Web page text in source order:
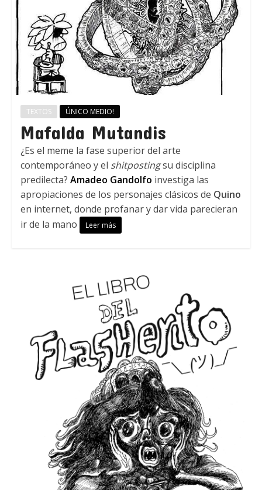
TEXTOS ÚNICO MEDIO!
Mafalda Mutandis
¿Es el meme la fase superior del arte
contemporáneo y el shitpostingsu disciplina
predilecta? Amadeo Gandolfo investiga las
apropiaciones de los personajes clásicos de Quino
en internet, donde profanar y dar vida parecieran
ir de la mano
Leer más